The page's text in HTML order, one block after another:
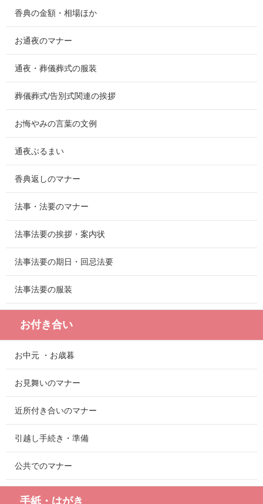
香典の金額・相場ほか
お通夜のマナー
通夜・葬儀葬式の服装
葬儀葬式/告別式関連の挨拶
お悔やみの言葉の文例
通夜ぶるまい
香典返しのマナー
法事・法要のマナー
法事法要の挨拶・案内状
法事法要の期日・回忌法要
法事法要の服装
お付き合い
お中元 ・お歳暮
お見舞いのマナー
近所付き合いのマナー
引越し手続き・準備
公共でのマナー
手紙・はがき